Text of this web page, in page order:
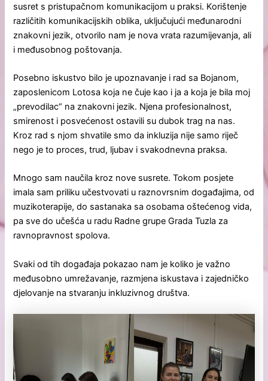
susret s pristupačnom komunikacijom u praksi. Korištenje
različitih komunikacijskih oblika, uključujući međunarodni
znakovni jezik, otvorilo nam je nova vrata razumijevanja, ali
i međusobnog poštovanja.
Posebno iskustvo bilo je upoznavanje i rad sa Bojanom,
zaposlenicom Lotosa koja ne čuje kao i ja a koja je bila moj
„prevodilac“ na znakovni jezik. Njena profesionalnost,
smirenost i posvećenost ostavili su dubok trag na nas.
Kroz rad s njom shvatile smo da inkluzija nije samo riječ
nego je to proces, trud, ljubav i svakodnevna praksa.
Mnogo sam naučila kroz nove susrete. Tokom posjete
imala sam priliku učestvovati u raznovrsnim događajima, od
muzikoterapije, do sastanaka sa osobama oštećenog vida,
pa sve do učešća u radu Radne grupe Grada Tuzla za
ravnopravnost spolova.
Svaki od tih događaja pokazao nam je koliko je važno
međusobno umrežavanje, razmjena iskustava i zajedničko
djelovanje na stvaranju inkluzivnog društva.